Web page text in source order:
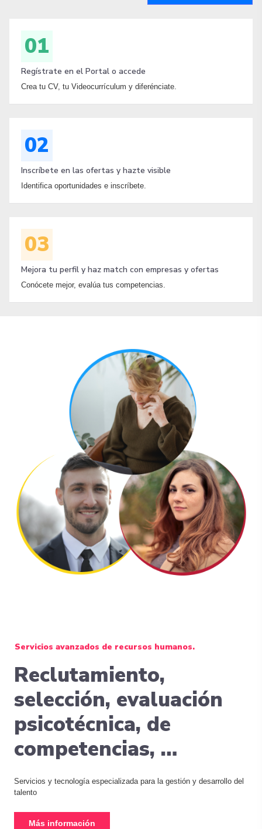
01
Regístrate en el Portal o accede
Crea tu CV, tu Videocurrículum y diferénciate.
02
Inscríbete en las ofertas y hazte visible
Identifica oportunidades e inscríbete.
03
Mejora tu perfil y haz match con empresas y ofertas
Conócete mejor, evalúa tus competencias.
Servicios avanzados de recursos humanos.
Reclutamiento,
selección, evaluación
psicotécnica, de
competencias, …
Servicios y tecnología especializada para la gestión y desarrollo del
talento
Más información